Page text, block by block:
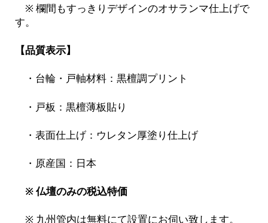
※ 欄間もすっきりデザインのオサランマ仕上げで
す。
【品質表示】
・台輪・戸軸材料：黒檀調プリント
・戸板：黒檀薄板貼り
・表面仕上げ：ウレタン厚塗り仕上げ
・原産国：日本
※ 仏壇のみの税込特価
※ 九州管内は無料にて設置にお伺い致します。